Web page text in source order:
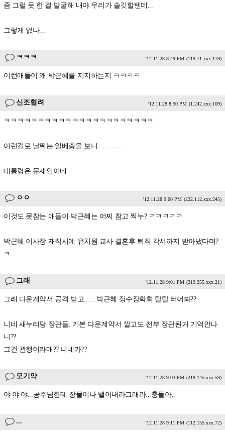
좀 그럴 듯 한 걸 발굴해 내야 우리가 솔깃할텐데...
그렇게 없나...
ㅋㅋㅋ '12.11.28 8:49 PM (119.71.xxx.179)
이런애들이 왜 박근혜를 지지하는지 ㅋㅋㅋㅋ
신조협려 '12.11.28 8:50 PM (1.242.xxx.109)
ㅋㅋㅋㅋㅋㅋㅋㅋㅋㅋㅋㅋㅋㅋㅋㅋㅋㅋㅋㅋㅋㅋ
이런걸로 날뛰는 일베충을 보니...............
대통령은 문재인이네
ㅇㅇ '12.11.28 9:00 PM (222.112.xxx.245)
이것도 못참는 애들이 박근혜는 어찌 참고 찍누? ㅋㅋㅋㅋㅋ
박근혜 이사장 재직시에 유치원 교사 결혼후 퇴직 각서까지 받아냈다며?
ㅋ
그래 '12.11.28 9:01 PM (219.255.xxx.21)
그래 다운계약서 공격 받고.......박근혜 정수장학회 탈탈 터어봐??
니네 새누리당 장관들, 기본 다운계약서 깔고도 전부 장관된거 기억안나
니??
그건 관행이라매?? 니네가??
모기약 '12.11.28 9:03 PM (218.145.xxx.59)
야 야 야...공주님한테 장물이나 뱉어내라그래라...충들아..
... '12.11.28 9:11 PM (112.155.xxx.72)